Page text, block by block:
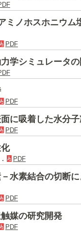
ミノホスホニウム
PDF
学シミュレータ
PDF
に吸着した水分
PDF
PDF
水素結合の切断
PDF
媒の研究開発
PDF